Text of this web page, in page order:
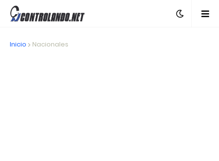
Inicio Nacionales